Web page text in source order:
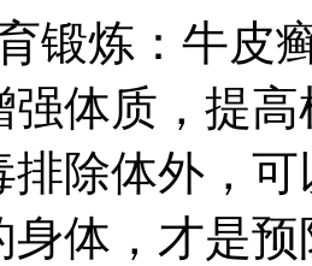
锻炼：牛皮
强体质，提
排除体外，
身体，才是